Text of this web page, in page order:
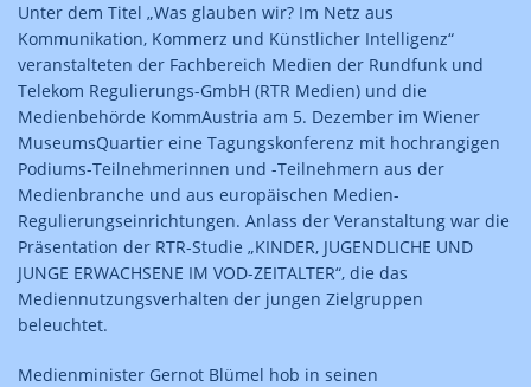
Unter dem Titel „Was glauben wir? Im Netz aus
Kommunikation, Kommerz und Künstlicher Intelligenz“
veranstalteten der Fachbereich Medien der Rundfunk und
Telekom Regulierungs-GmbH (RTR Medien) und die
Medienbehörde KommAustria am 5. Dezember im Wiener
MuseumsQuartier eine Tagungskonferenz mit hochrangigen
Podiums-Teilnehmerinnen und -Teilnehmern aus der
Medienbranche und aus europäischen Medien-
Regulierungseinrichtungen. Anlass der Veranstaltung war die
Präsentation der RTR-Studie „KINDER, JUGENDLICHE UND
JUNGE ERWACHSENE IM VOD-ZEITALTER“, die das
Mediennutzungsverhalten der jungen Zielgruppen
beleuchtet.
Medienminister Gernot Blümel hob in seinen